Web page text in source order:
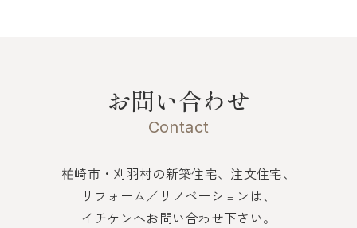
お問い合わせ
Contact
柏崎市・刈羽村の新築住宅、注文住宅、
リフォーム／リノベーションは、
イチケンへお問い合わせ下さい。